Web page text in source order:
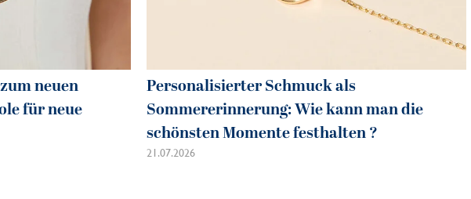
neuen
für neue
Personalisierter Schmuck als
Sommererinnerung: Wie kann man die
schönsten Momente festhalten ?
21.07.2026